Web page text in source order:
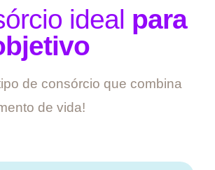
ideal para
de consórcio que combina
de vida!